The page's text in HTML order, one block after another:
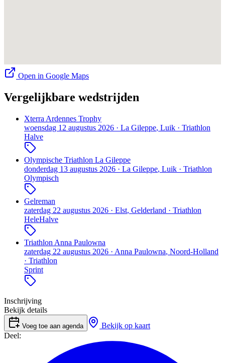
Open in Google Maps
Vergelijkbare wedstrijden
Xterra Ardennes Trophy
woensdag 12 augustus 2026 · La Gileppe, Luik · Triathlon
Halve
Olympische Triathlon La Gileppe
donderdag 13 augustus 2026 · La Gileppe, Luik · Triathlon
Olympisch
Gelreman
zaterdag 22 augustus 2026 · Elst, Gelderland · Triathlon
HeleHalve
Triathlon Anna Paulowna
zaterdag 22 augustus 2026 · Anna Paulowna, Noord-Holland
· Triathlon
Sprint
Inschrijving
Bekijk details
Voeg toe aan agenda
Bekijk op kaart
Deel: